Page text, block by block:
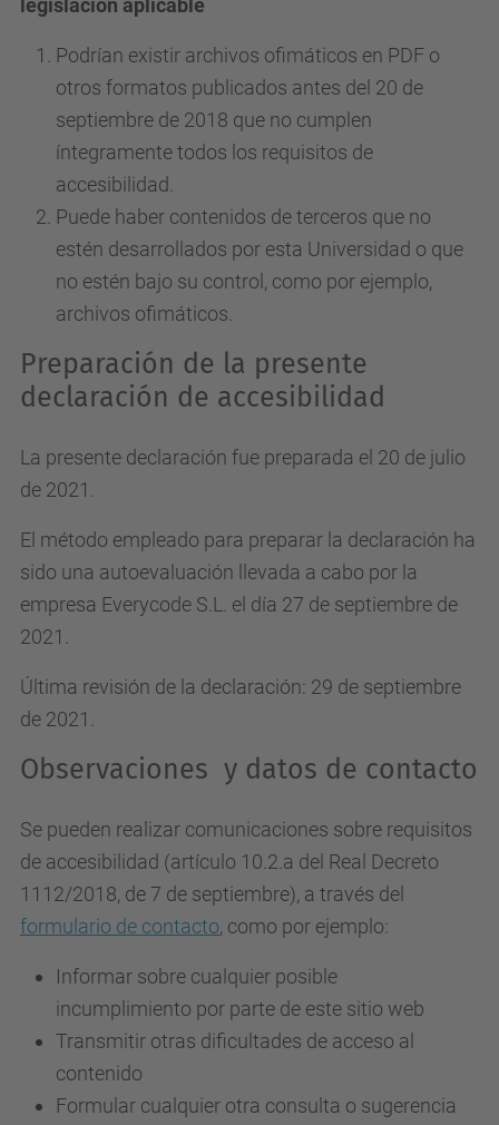
legislación aplicable
Podrían existir archivos ofimáticos en PDF o
otros formatos publicados antes del 20 de
septiembre de 2018 que no cumplen
íntegramente todos los requisitos de
accesibilidad.
Puede haber contenidos de terceros que no
estén desarrollados por esta Universidad o que
no estén bajo su control, como por ejemplo,
archivos ofimáticos.
Preparación de la presente
declaración de accesibilidad
La presente declaración fue preparada el 20 de julio
de 2021.
El método empleado para preparar la declaración ha
sido una autoevaluación llevada a cabo por la
empresa Everycode S.L. el día 27 de septiembre de
2021.
Última revisión de la declaración: 29 de septiembre
de 2021.
Observaciones y datos de contacto
Se pueden realizar comunicaciones sobre requisitos
de accesibilidad (artículo 10.2.a del Real Decreto
1112/2018, de 7 de septiembre), a través del
formulario de contacto, como por ejemplo:
Informar sobre cualquier posible
incumplimiento por parte de este sitio web
Transmitir otras dificultades de acceso al
contenido
Formular cualquier otra consulta o sugerencia